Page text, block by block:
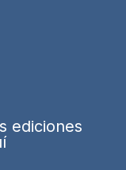
ediciones